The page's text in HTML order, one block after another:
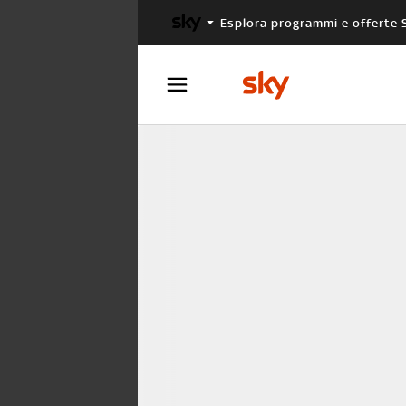
Esplora programmi e offerte